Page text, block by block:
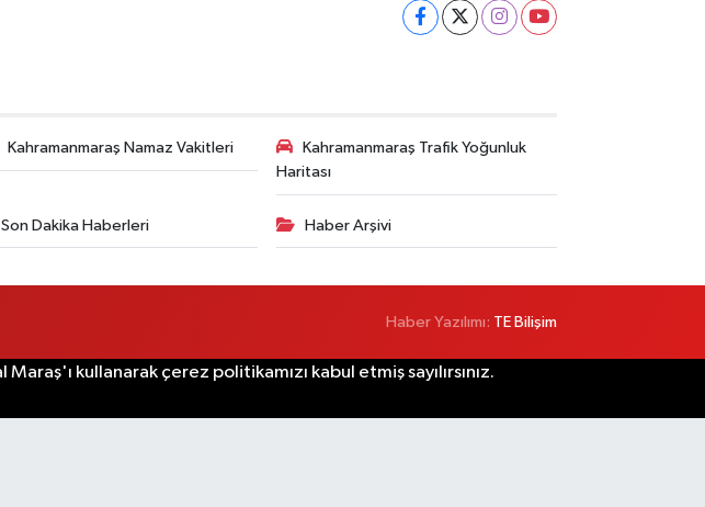
Kahramanmaraş Namaz Vakitleri
Kahramanmaraş Trafik Yoğunluk
Haritası
Son Dakika Haberleri Haber Arşivi
Haber Yazılımı: TE Bilişim
kullanarak çerez politikamızı kabul etmiş sayılırsınız.